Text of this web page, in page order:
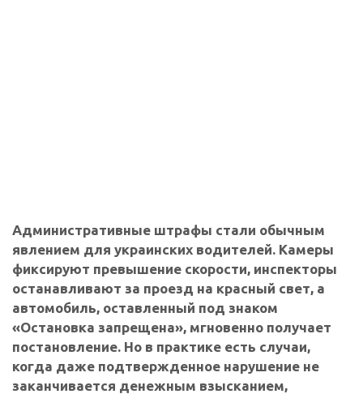
Административные штрафы стали обычным
явлением для украинских водителей. Камеры
фиксируют превышение скорости, инспекторы
останавливают за проезд на красный свет, а
автомобиль, оставленный под знаком
«Остановка запрещена», мгновенно получает
постановление. Но в практике есть случаи,
когда даже подтвержденное нарушение не
заканчивается денежным взысканием,